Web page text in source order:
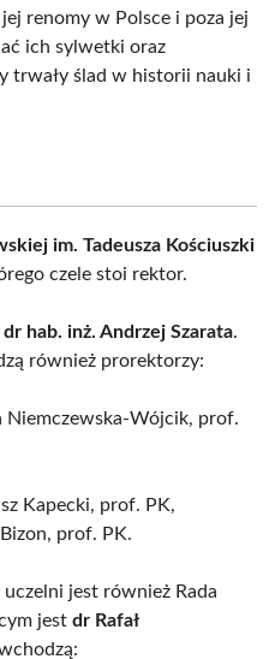
renomy w Polsce i poza jej
ich sylwetki oraz
trwały ślad w historii nauki i
im. Tadeusza Kościuszki
czele stoi rektor.
hab. inż. Andrzej Szarata.
również prorektorzy:
Niemczewska-Wójcik, prof.
Kapecki, prof. PK,
prof. PK.
jest również Rada
jest dr Rafał